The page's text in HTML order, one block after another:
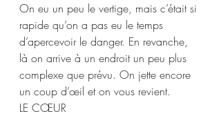
On eu un peu le vertige, mais c’était si
rapide qu’on a pas eu le temps
d’apercevoir le danger. En revanche,
là on arrive à un endroit un peu plus
complexe que prévu. On jette encore
un coup d’œil et on vous revient.
LE CŒUR